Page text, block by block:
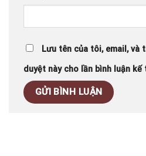
Lưu tên của tôi, email,
duyệt này cho lần bình luận